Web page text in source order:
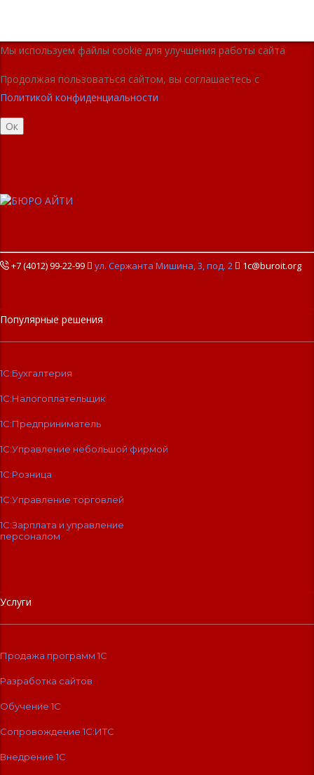
Мы используем файлы cookie для улучшения работы сайта
Продолжая пользоваться сайтом, вы соглашаетесь с
Политикой конфиденциальности
Ок
+7 (4012) 99-22-99  ул. Сержанта Мишина, 3, под. 2  1c@buroit.org
Популярные решения
1С:Бухгалтерия
1С:Налогоплательщик
1С:Предприниматель
1С:Управление небольшой фирмой
1С:Розница
1С:Управление торговлей
1С:Зарплата и управление
персоналом
Услуги
Продажа программ 1С
Разработка сайтов
Обучение 1С
Сопровождение 1C:ИТС
Внедрение 1С